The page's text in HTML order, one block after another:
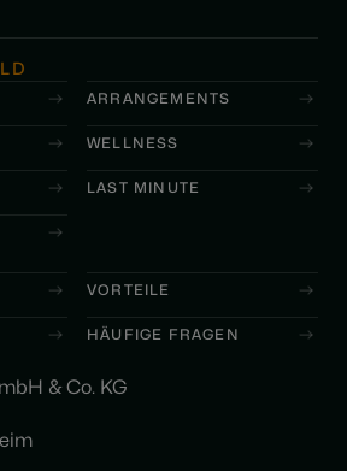
ARRANGEMENTS
WELLNESS
LAST MINUTE
VORTEILE
HÄUFIGE FRAGEN
& Co. KG